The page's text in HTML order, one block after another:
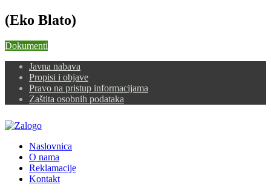
(Eko Blato)
Dokumenti
Javna nabava
Propisi i objave
Pravo na pristup informacijama
Zaštita osobnih podataka
Naslovnica
O nama
Reklamacije
Kontakt